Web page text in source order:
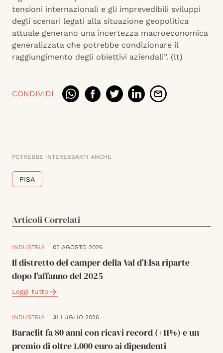
tensioni internazionali e gli imprevedibili sviluppi
degli scenari legati alla situazione geopolitica
attuale generano una incertezza macroeconomica
generalizzata che potrebbe condizionare il
raggiungimento degli obiettivi aziendali”. (lt)
CONDIVIDI
POTREBBE INTERESSARTI ANCHE
PISA
Articoli Correlati
INDUSTRIA 05 AGOSTO 2026
Il distretto del camper della Val d’Elsa riparte
dopo l’affanno del 2025
Leggi tutto
INDUSTRIA 31 LUGLIO 2026
Baraclit fa 80 anni con ricavi record (+11%) e un
premio di oltre 1.000 euro ai dipendenti